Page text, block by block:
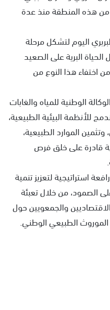
من هذه المنطقة منذ عدة
اليوم لتشكل مرحلة
البرية على الصعيد
اختفاء هذا النوع من
الوطنية للمياه والغابات
للأنظمة البيئية الطبيعية،
وتثمين الموارد الطبيعية،
قادرة على خلق فرص
استراتيجية لتعزيز تنمية
الصمود، من خلال تعبئة
والجمعويين حول
الطبيعي الوطني.